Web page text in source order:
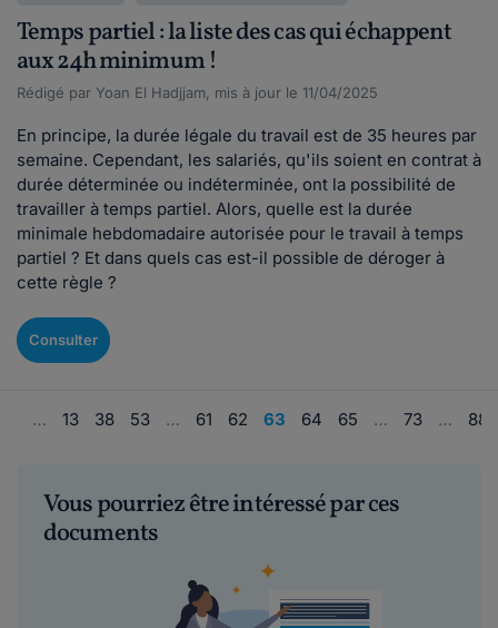
Temps partiel : la liste des cas qui échappent
aux 24h minimum !
Rédigé par Yoan El Hadjjam, mis à jour le 11/04/2025
En principe, la durée légale du travail est de 35 heures par
semaine. Cependant, les salariés, qu'ils soient en contrat à
durée déterminée ou indéterminée, ont la possibilité de
travailler à temps partiel. Alors, quelle est la durée
minimale hebdomadaire autorisée pour le travail à temps
partiel ? Et dans quels cas est-il possible de déroger à
cette règle ?
Consulter
… 13 38 53 … 61 62 63 64 65 … 73 … 88
Vous pourriez être intéressé par ces
documents